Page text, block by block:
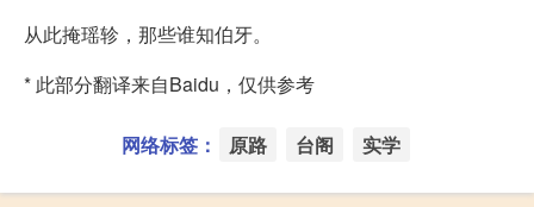
从此掩瑶轸，那些谁知伯牙。
* 此部分翻译来自Baidu，仅供参考
网络标签： 原路 台阁 实学